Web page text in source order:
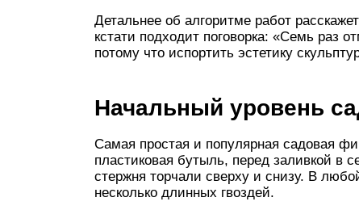
Детальнее об алгоритме работ
кстати подходит поговорка: «Семь раз
потому что испортить эстетику
Начальный уровень
Самая простая и популярная садовая
пластиковая бутыль, перед заливкой в
стержня торчали сверху и снизу. В
несколько длинных гвоздей.